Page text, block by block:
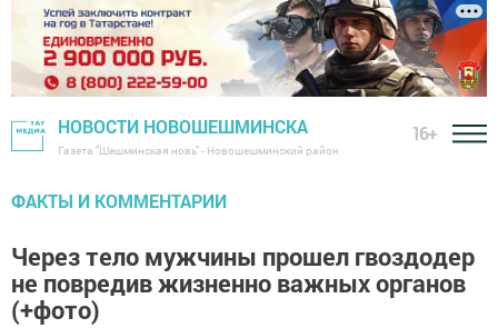
НОВОСТИ НОВОШЕШМИНСКА
Газета "Шешминская новь" - Новошешминский район
16+
ФАКТЫ И КОММЕНТАРИИ
Через тело мужчины прошел гвоздодер
не повредив жизненно важных органов
(+фото)